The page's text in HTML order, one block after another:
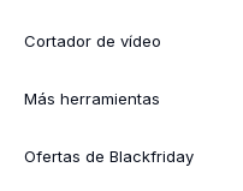
Cortador de vídeo
Más herramientas
Ofertas de Blackfriday